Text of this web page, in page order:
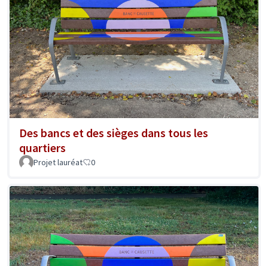
Des bancs et des sièges dans tous les
quartiers
Projet lauréat 0